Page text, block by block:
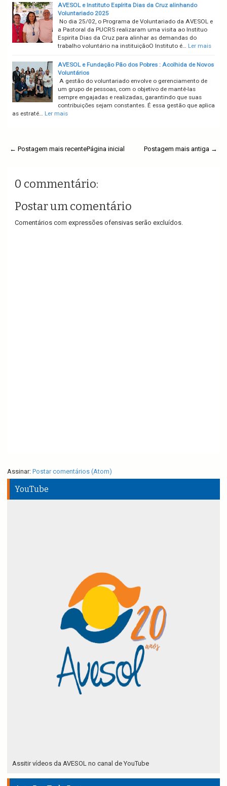
AVESOL e Instituto Espírita Dias da Cruz alinhando
Voluntariado 2025
No dia 25/02, o Programa de Voluntariado da AVESOL e
a Pastoral da PUCRS realizaram uma visita ao Instituo
Espirita Dias da Cruz para alinhar as demandas do
trabalho voluntário na instituiçãoO Instituto é… Ler mais
AVESOL e Fundação Pão dos Pobres : Acolhida de Novos
Voluntários
A gestão do voluntariado envolve o gerenciamento de
um grupo de pessoas, com o objetivo de mantê-las
sempre engajadas e realizadas, garantindo que suas
contribuições sejam constantes. É essa gestão que aplica
as estraté… Ler mais
← Postagem mais recente Postagem mais antiga →
Página inicial
0 commentário:
Postar um comentário
Comentários com expressões ofensivas serão excluídos.
Assinar: Postar comentários (Atom)
YouTube
Assitir vídeos da AVESOL no canal de YouTube